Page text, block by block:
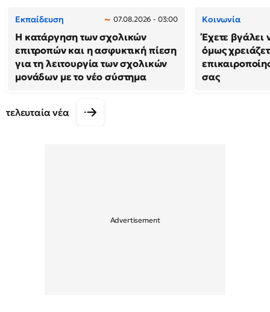
Εκπαίδευση 07.08.2026 - 03:00
Η κατάργηση των σχολικών
επιτροπών και η ασφυκτική πίεση
για τη λειτουργία των σχολικών
μονάδων με το νέο σύστημα
Κοινωνία
Έχετε βγάλει
όμως
σας
τελευταία νέα